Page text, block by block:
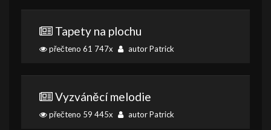
Tapety na plochu
přečteno 61 747x autor Patrick
Vyzváněcí melodie
přečteno 59 445x autor Patrick